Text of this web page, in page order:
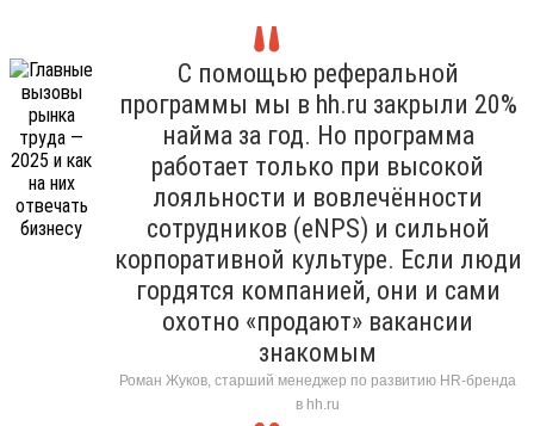
С помощью реферальной
программы мы в hh.ru закрыли 20%
найма за год. Но программа
работает только при высокой
лояльности и вовлечённости
сотрудников (eNPS) и сильной
корпоративной культуре. Если люди
гордятся компанией, они и сами
охотно «продают» вакансии
знакомым
Роман Жуков, старший менеджер по развитию HR-бренда
в hh.ru